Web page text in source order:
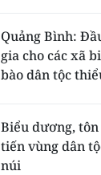
Quảng Bình:
gia cho các xã
bào dân tộc
Biểu dương,
tiến vùng dân
núi